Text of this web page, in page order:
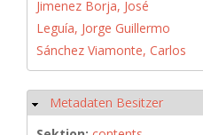
Jimenez Borja, José
Leguía, Jorge Guillermo
Sánchez Viamonte, Carlos
Hide
Metadaten Besitzer